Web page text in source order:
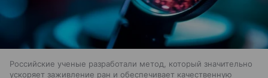
Российские ученые разработали метод, который значительно
ускоряет заживление ран и обеспечивает качественную